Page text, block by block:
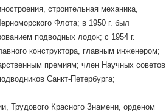
строительная механика,
Флота; в 1950 г. был
подводных лодок; с 1954 г.
конструктора, главным инженером;
премиям; член Научных советов
Санкт-Петербурга;
Трудового Красного Знамени, орденом